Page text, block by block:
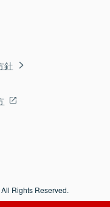
針
Rights Reserved.